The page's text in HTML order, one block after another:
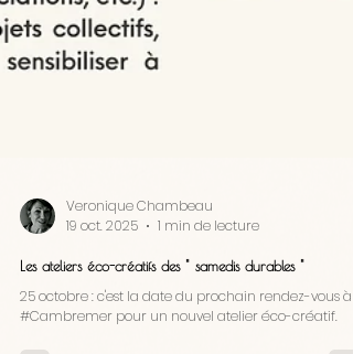
19 oct. 2025
1 min de lecture
Les ateliers éco-créatifs des " samedis durables "